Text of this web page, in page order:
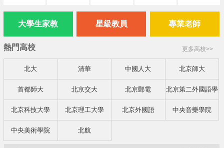
大學生家教 星級教員 專業老師
熱門高校 更多高校>>
北大 清華 中國人大 北京師大
首都師大 北京交大 北京郵電 北京第二外國語學
院
北京科技大學 北京理工大學 北京外國語 中央音樂學院
中央美術學院 北航